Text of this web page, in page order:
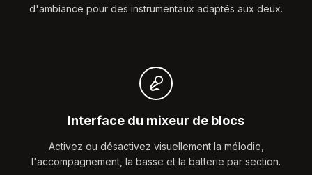
d'ambiance pour des instrumentaux adaptés aux deux.
Interface du mixeur de blocs
Activez ou désactivez visuellement la mélodie,
l'accompagnement, la basse et la batterie par section.